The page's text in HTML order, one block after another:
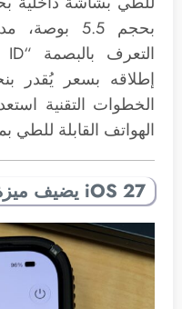
الخطوات التقنية
الهواتف القابلة للطي
iOS 27 يضيف ميزة “وضع الاسترداد”